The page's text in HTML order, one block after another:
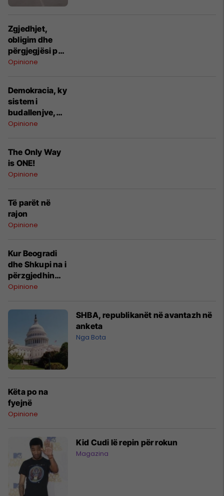
Zgjedhjet,
obligim dhe
përgjegjësi për
të gjithë
Opinione
Demokracia, ky
sistem i
budallenjve,
territ, tmerrit,
Opinione
The Only Way
is ONE!
Opinione
Të parët në
rajon
Opinione
Kur Beogradi
dhe Shkupi na i
përzgjedhin
tradhtarët e
Opinione
SHBA, republikanët në avantazh në
anketa
Nga Bota
Këta po na
fyejnë
Opinione
Kid Cudi lë repin për rokun
Magazina